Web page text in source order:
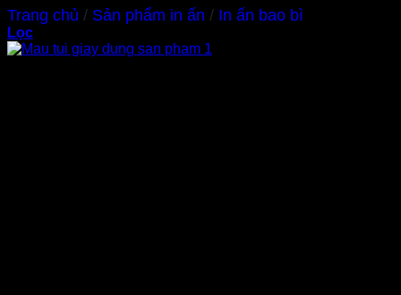
Trang chủ / Sản phẩm in ấn / In ấn bao bì
Lọc